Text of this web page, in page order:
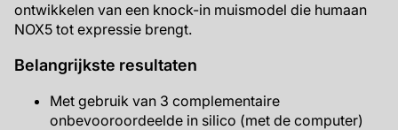
ontwikkelen van een knock-in muismodel die humaan
NOX5 tot expressie brengt.
Belangrijkste resultaten
Met gebruik van 3 complementaire
onbevooroordeelde in silico (met de computer)